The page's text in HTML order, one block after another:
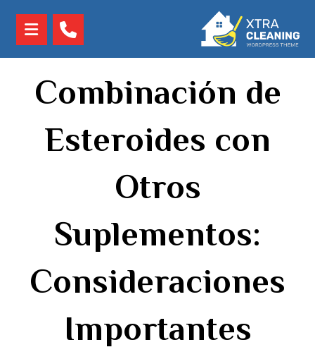
Combinación de
Esteroides con
Otros
Suplementos:
Consideraciones
Importantes